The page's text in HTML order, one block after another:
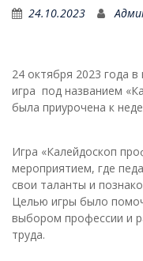
24.10.2023
24 октября 2023 года
игра под названием
была приурочена к
Игра «Калейдоскоп
мероприятием, где
свои таланты и
Целью игры было
выбором профессии и
труда.